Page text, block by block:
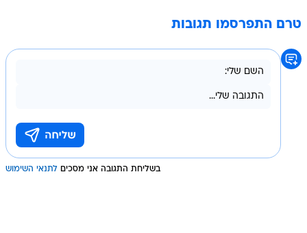
טרם התפרסמו תגובות
בשליחת התגובה אני מסכים לתנאי השימוש